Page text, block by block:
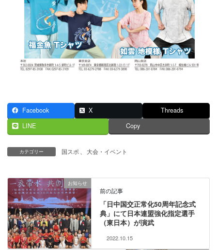
Facebook X
Threads
LINE
Copy
カテゴリー 国スポ 大会・イベント
お知らせ
前の記事
「日中国交正常化50周年記念式
典」にて日本連盟強化指定選手
（東日本）が演武
2022.10.15